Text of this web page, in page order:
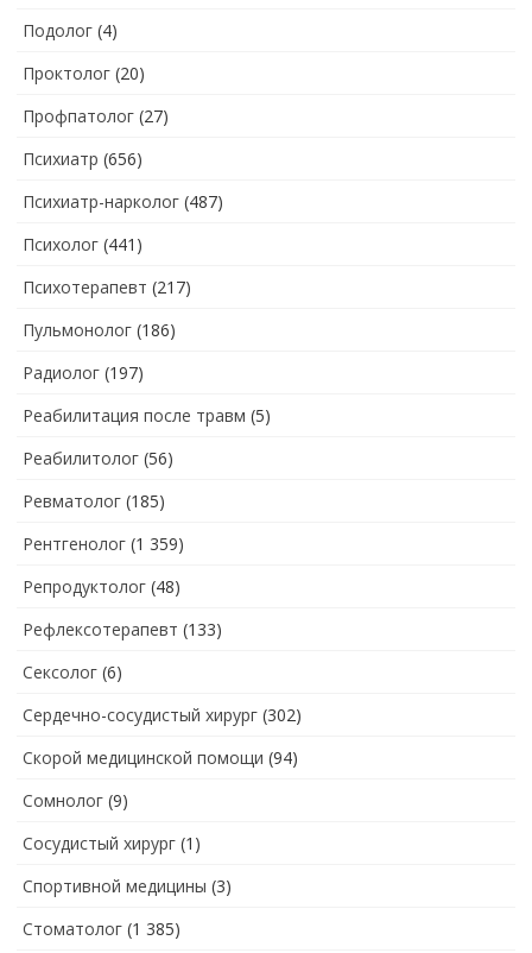
Подолог (4)
Проктолог (20)
Профпатолог (27)
Психиатр (656)
Психиатр-нарколог (487)
Психолог (441)
Психотерапевт (217)
Пульмонолог (186)
Радиолог (197)
Реабилитация после травм (5)
Реабилитолог (56)
Ревматолог (185)
Рентгенолог (1 359)
Репродуктолог (48)
Рефлексотерапевт (133)
Сексолог (6)
Сердечно-сосудистый хирург (302)
Скорой медицинской помощи (94)
Сомнолог (9)
Сосудистый хирург (1)
Спортивной медицины (3)
Стоматолог (1 385)